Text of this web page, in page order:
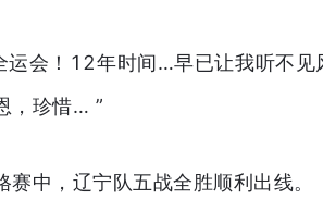
会！12年时间…早已让我听不见
，珍惜… ​​​”
中，辽宁队五战全胜顺利出线。